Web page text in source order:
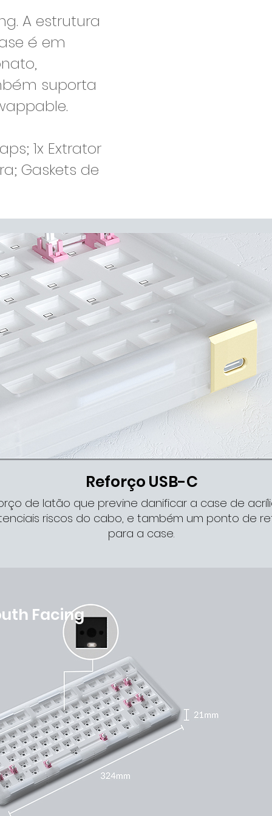
A estrutura
é em
suporta
1x Extrator
Gaskets de
Reforço USB-C
de latão que previne danificar a case de
riscos do cabo, e também um ponto de
para a case.
Facing